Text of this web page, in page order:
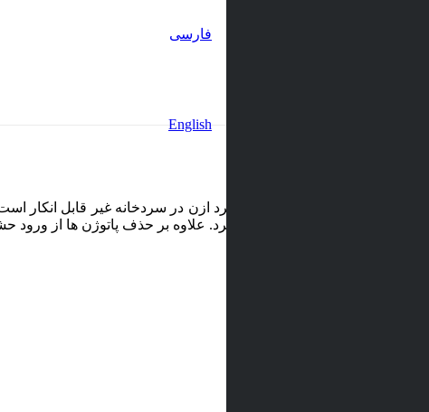
فارسی
English
بسیار کاربردی می باشد. کاربرد ازن در سردخانه غیر قابل انکار
پاتوژنی موجود باشد از بین می برد. علاوه بر حذف پاتوژن ها از ورود